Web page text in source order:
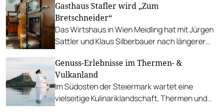
Gasthaus Stafler wird „Zum
Bretschneider“
Das Wirtshaus in Wien Meidling hat mit Jürgen
Sattler und Klaus Silberbauer nach längerer
Genuss-Erlebnisse im Thermen- &
Vulkanland
Im Südosten der Steiermark wartet eine
vielseitige Kulinariklandschaft, Thermen und